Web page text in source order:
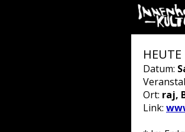
Datum:
Ort: raj,
Link: